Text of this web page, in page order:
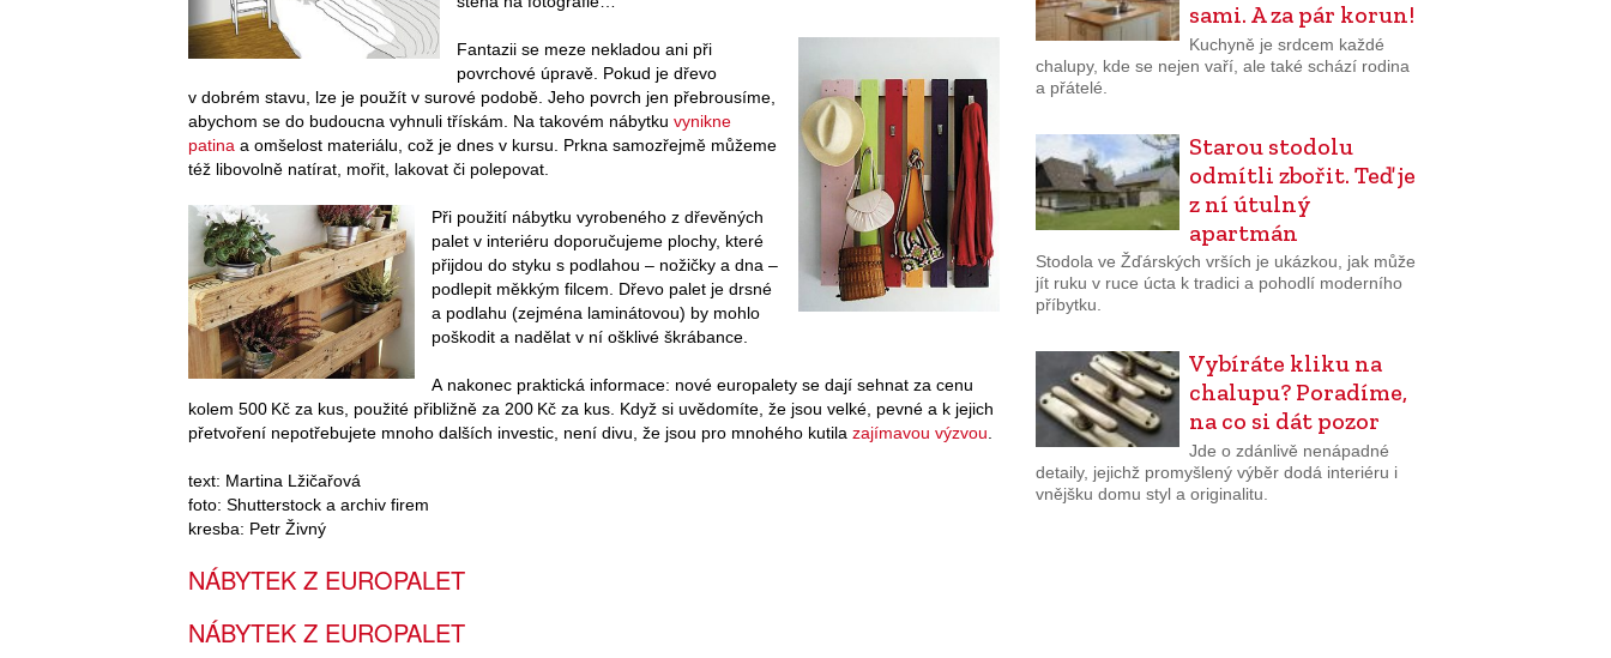
Fantazii se meze nekladou ani při
povrchové úpravě. Pokud je dřevo
v dobrém stavu, lze je použít v surové podobě. Jeho povrch jen přebrousíme,
abychom se do budoucna vyhnuli třískám. Na takovém nábytku vynikne
patina a omšelost materiálu, což je dnes v kursu. Prkna samozřejmě můžeme
též libovolně natírat, mořit, lakovat či polepovat.
Při použití nábytku vyrobeného z dřevěných
palet v interiéru doporučujeme plochy, které
přijdou do styku s podlahou – nožičky a dna –
podlepit měkkým filcem. Dřevo palet je drsné
a podlahu (zejména laminátovou) by mohlo
poškodit a nadělat v ní ošklivé škrábance.
A nakonec praktická informace: nové europalety se dají sehnat za cenu
kolem 500 Kč za kus, použité přibližně za 200 Kč za kus. Když si uvědomíte, že jsou velké, pevné a k jejich
přetvoření nepotřebujete mnoho dalších investic, není divu, že jsou pro mnohého kutila zajímavou výzvou
text: Martina Lžičařová
foto: Shutterstock a archiv firem
kresba: Petr Živný
NÁBYTEK Z EUROPALET
NÁBYTEK Z EUROPALET
sami. A za pár korun!
Kuchyně je srdcem každé
chalupy, kde se nejen vaří, ale také schází rodina
a přátelé.
Starou stodolu
odmítli zbořit. Teď je
z ní útulný
apartmán
Stodola ve Žďárských vrších je ukázkou, jak může
jít ruku v ruce úcta k tradici a pohodlí moderního
příbytku.
Vybíráte kliku na
chalupu? Poradíme,
na co si dát pozor
Jde o zdánlivě nenápadné
detaily, jejichž promyšlený výběr dodá interiéru i
vnějšku domu styl a originalitu.